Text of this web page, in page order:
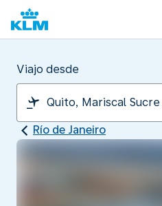
Viajo desde
Río de Janeiro